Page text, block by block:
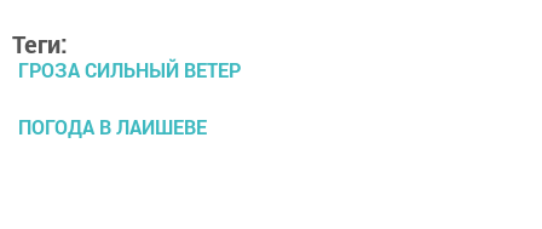
Теги:
ГРОЗА СИЛЬНЫЙ ВЕТЕР
ПОГОДА В ЛАИШЕВЕ